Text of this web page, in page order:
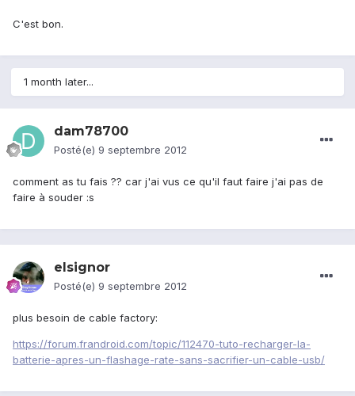
C'est bon.
1 month later...
dam78700
Posté(e) 9 septembre 2012
comment as tu fais ?? car j'ai vus ce qu'il faut faire j'ai pas de
faire à souder :s
elsignor
Posté(e) 9 septembre 2012
plus besoin de cable factory:
https://forum.frandroid.com/topic/112470-tuto-recharger-la-
batterie-apres-un-flashage-rate-sans-sacrifier-un-cable-usb/